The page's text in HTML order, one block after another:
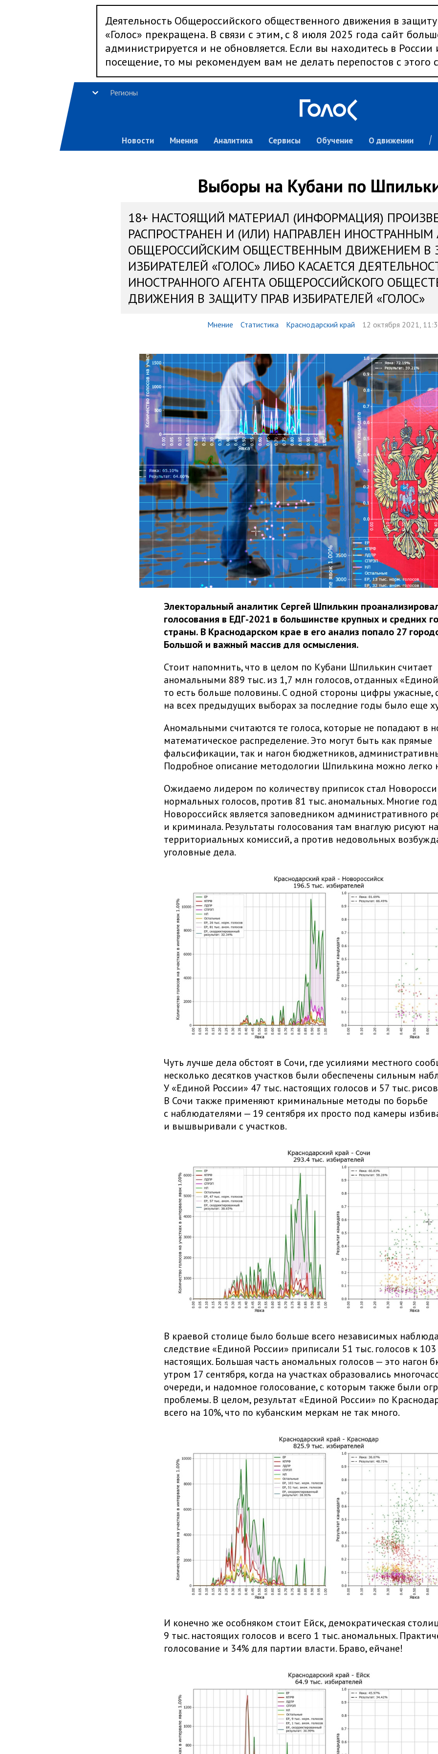
Деятельность Общероссийского общественного движения в
«Голос» прекращена. В связи с этим, с 8 июля 2025 года сайт
администрируется и не обновляется. Если вы находитесь в
посещение, то мы рекомендуем вам не делать перепостов с этого
Регионы
Новости Мнения Аналитика Сервисы Обучение О движении
Выборы на Кубани по
18+ НАСТОЯЩИЙ МАТЕРИАЛ (ИНФОРМАЦИЯ)
РАСПРОСТРАНЕН И (ИЛИ) НАПРАВЛЕН ИНОСТРАННЫМ
ОБЩЕРОССИЙСКИМ ОБЩЕСТВЕННЫМ ДВИЖЕНИЕМ В
ИЗБИРАТЕЛЕЙ «ГОЛОС» ЛИБО КАСАЕТСЯ
ИНОСТРАННОГО АГЕНТА ОБЩЕРОССИЙСКОГО
ДВИЖЕНИЯ В ЗАЩИТУ ПРАВ ИЗБИРАТЕЛЕЙ «ГОЛОС»
Мнение Статистика Краснодарский край 12 октября 2021,
Электоральный аналитик Сергей Шпилькин
голосования в ЕДГ-2021 в большинстве крупных и средних
страны. В Краснодарском крае в его анализ попало 27
Большой и важный массив для осмысления.
Стоит напомнить, что в целом по Кубани Шпилькин считает
аномальными 889 тыс. из 1,7 млн голосов, отданных
то есть больше половины. С одной стороны цифры ужасные,
на всех предыдущих выборах за последние годы было еще
Аномальными считаются те голоса, которые не попадают в
математическое распределение. Это могут быть как прямые
фальсификации, так и нагон бюджетников,
Подробное описание методологии Шпилькина можно легко
Ожидаемо лидером по количеству приписок стал
нормальных голосов, против 81 тыс. аномальных. Многие
Новороссийск является заповедником административного
и криминала. Результаты голосования там внаглую рисуют
территориальных комиссий, а против недовольных
уголовные дела.
Чуть лучше дела обстоят в Сочи, где усилиями местного
несколько десятков участков были обеспечены сильным
У «Единой России» 47 тыс. настоящих голосов и 57 тыс.
В Сочи также применяют криминальные методы по борьбе
с наблюдателями — 19 сентября их просто под камеры
и вышвыривали с участков.
В краевой столице было больше всего независимых
следствие «Единой России» приписали 51 тыс. голосов к 103
настоящих. Большая часть аномальных голосов — это нагон
утром 17 сентября, когда на участках образовались
очереди, и надомное голосование, с которым также были
проблемы. В целом, результат «Единой России» по
всего на 10%, что по кубанским меркам не так много.
И конечно же особняком стоит Ейск, демократическая
9 тыс. настоящих голосов и всего 1 тыс. аномальных.
голосование и 34% для партии власти. Браво, ейчане!